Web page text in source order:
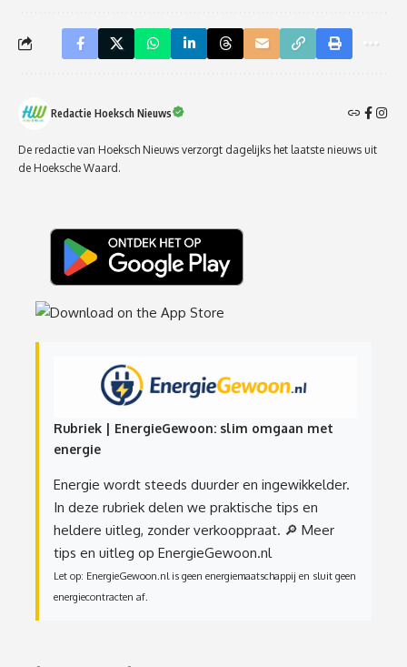
Redactie Hoeksch Nieuws
De redactie van Hoeksch Nieuws verzorgt dagelijks het laatste nieuws uit
de Hoeksche Waard.
Rubriek | EnergieGewoon: slim omgaan met
energie
Energie wordt steeds duurder en ingewikkelder.
In deze rubriek delen we praktische tips en
heldere uitleg, zonder verkooppraat. 🔎 Meer
tips en uitleg op EnergieGewoon.nl
Let op: EnergieGewoon.nl is geen energiemaatschappij en sluit geen
energiecontracten af.